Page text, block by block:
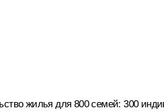
жилья для 800 семей: 300